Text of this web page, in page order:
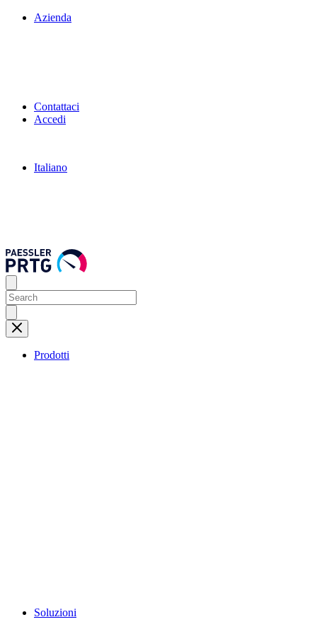
Azienda
Contattaci
Accedi
Italiano
Prodotti
Soluzioni